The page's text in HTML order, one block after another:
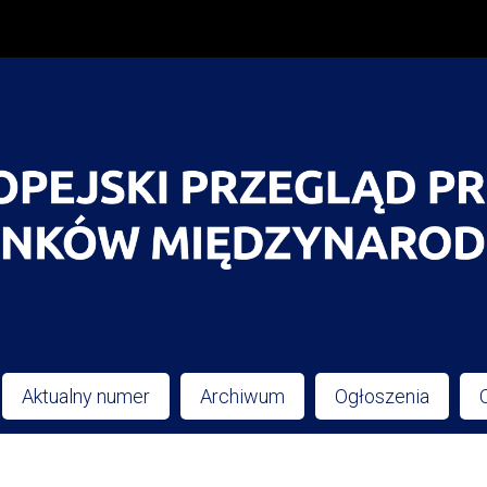
Aktualny numer Archiwum Ogłoszenia